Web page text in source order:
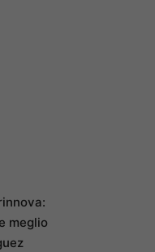
meglio